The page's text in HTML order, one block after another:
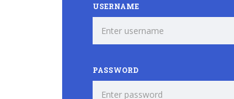
USERNAME
PASSWORD